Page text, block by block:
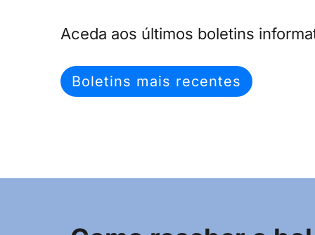
Aceda aos últimos boletins
Boletins mais recentes